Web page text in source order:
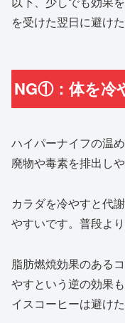
を受けた翌日に避け
NG①：体を冷
ハイパーナイフの温
廃物や毒素を排出し
カラダを冷やすと代
やすいです。普段よ
脂肪燃焼効果のある
やすという逆の効果
イスコーヒーは避け